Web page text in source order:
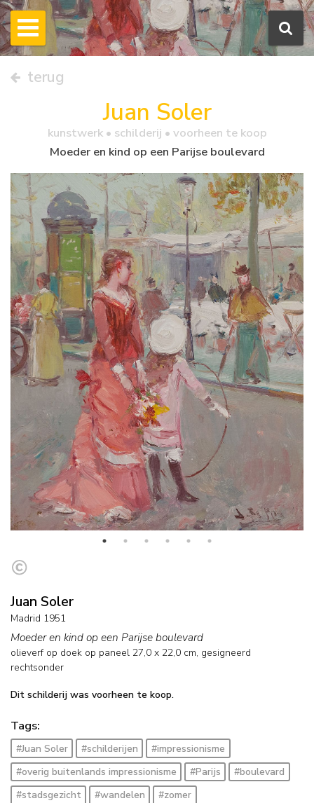
terug
Juan Soler
kunstwerk • schilderij • voorheen te koop
Moeder en kind op een Parijse boulevard
Juan Soler
Madrid 1951
Moeder en kind op een Parijse boulevard
olieverf op doek op paneel 27,0 x 22,0 cm, gesigneerd
rechtsonder
Dit schilderij was voorheen te koop.
Tags:
#Juan Soler #schilderijen
#impressionisme
#overig buitenlands impressionisme
#Parijs
#boulevard
#stadsgezicht
#wandelen
#zomer